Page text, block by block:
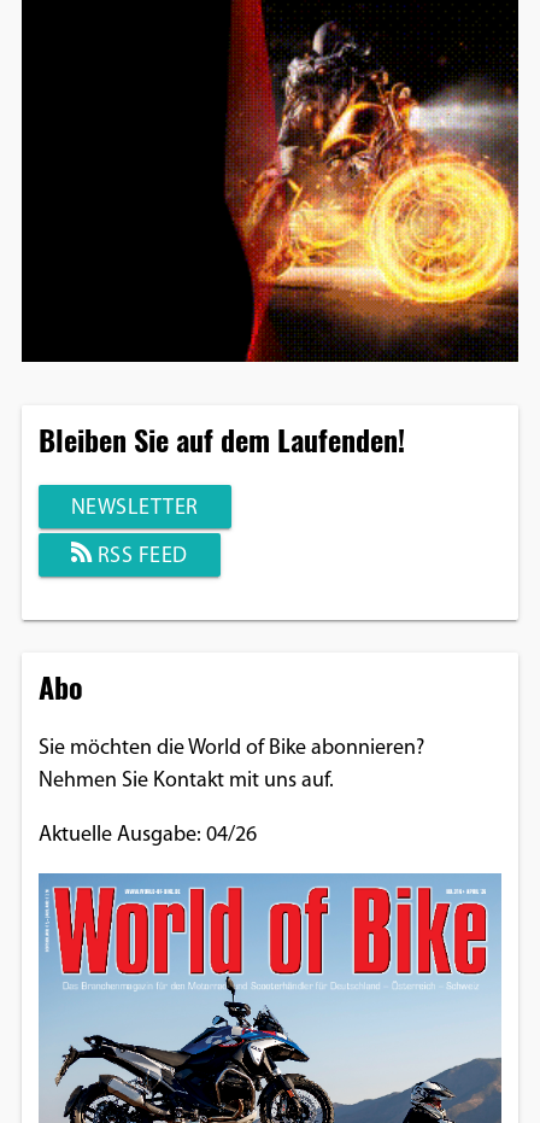
Bleiben Sie auf dem Laufenden!
NEWSLETTER
RSS FEED
Abo
Sie möchten die World of Bike abonnieren?
Nehmen Sie Kontakt mit uns auf.
Aktuelle Ausgabe: 04/26